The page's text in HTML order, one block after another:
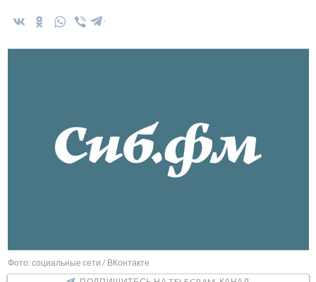
Фото: социальные сети / ВКонтакте